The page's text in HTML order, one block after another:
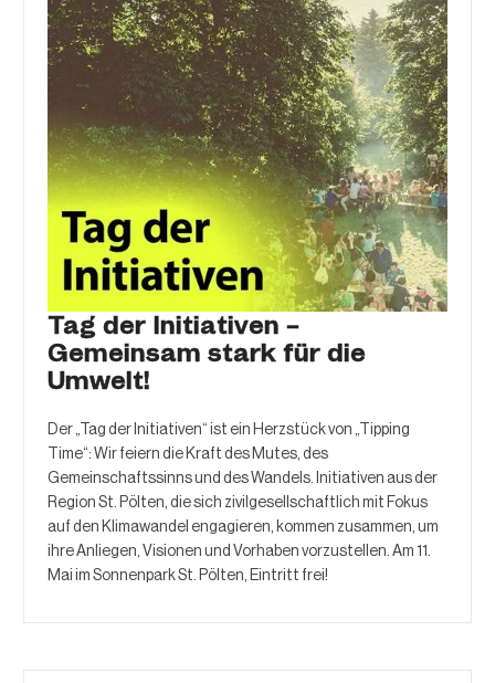
Tag der Initiativen –
Gemeinsam stark für die
Umwelt!
Der „Tag der Initiativen“ ist ein Herzstück von „Tipping
Time“: Wir feiern die Kraft des Mutes, des
Gemeinschaftssinns und des Wandels. Initiativen aus der
Region St. Pölten, die sich zivilgesellschaftlich mit Fokus
auf den Klimawandel engagieren, kommen zusammen, um
ihre Anliegen, Visionen und Vorhaben vorzustellen. Am 11.
Mai im Sonnenpark St. Pölten, Eintritt frei!